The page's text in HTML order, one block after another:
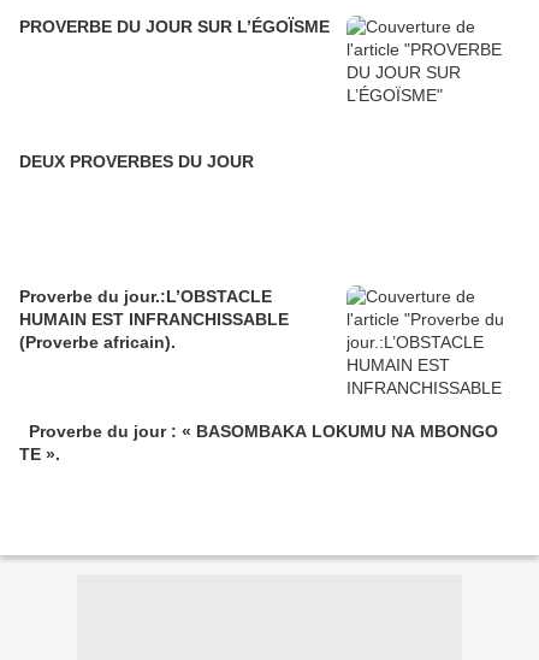
PROVERBE DU JOUR SUR L’ÉGOÏSME
DEUX PROVERBES DU JOUR
Proverbe du jour.:L’OBSTACLE
HUMAIN EST INFRANCHISSABLE
(Proverbe africain).
TE ».